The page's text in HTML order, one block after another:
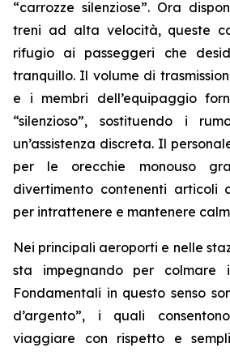
“carrozze silenziose”. Ora
treni ad alta velocità, queste
rifugio ai passeggeri che
tranquillo. Il volume di
e i membri dell’equipaggio
“silenzioso”, sostituendo i
un’assistenza discreta. Il
per le orecchie monouso
divertimento contenenti articoli
per intrattenere e mantenere
Nei principali aeroporti e nelle
sta impegnando per colmare
Fondamentali in questo senso
d’argento”, i quali
viaggiare con rispetto e